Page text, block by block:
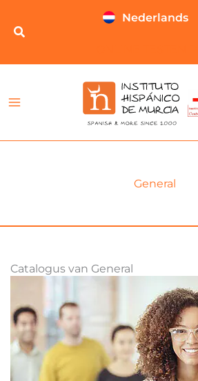
naar
Nederlands
General
Catalogus van General